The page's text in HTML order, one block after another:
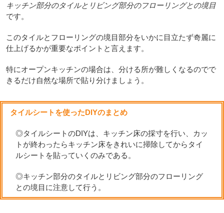
キッチン部分のタイルとリビング部分のフローリングとの境目
です。
このタイルとフローリングの境目部分をいかに目立たず奇麗に
仕上げるかが重要なポイントと言えます。
特にオープンキッチンの場合は、分ける所が難しくなるのでで
きるだけ自然な場所で貼り分けましょう。
タイルシートを使ったDIYのまとめ
◎タイルシートのDIYは、キッチン床の採寸を行い、カッ
トが終わったらキッチン床をきれいに掃除してからタイ
ルシートを貼っていくのみである。
◎キッチン部分のタイルとリビング部分のフローリング
との境目に注意して行う。